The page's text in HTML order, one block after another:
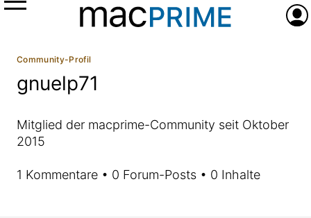
Menü
Community-Profil
gnuelp71
Mitglied der macprime-Community seit Oktober
2015
1 Kommentare • 0 Forum-Posts • 0 Inhalte